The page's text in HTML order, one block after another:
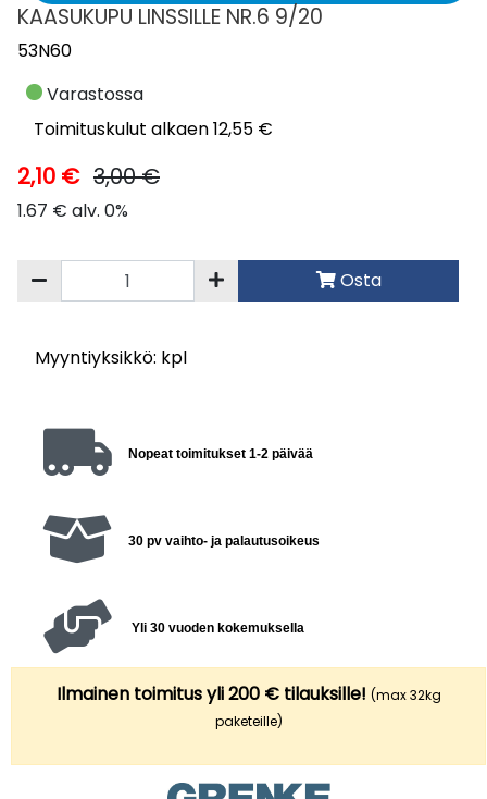
KAASUKUPU LINSSILLE NR.6 9/20
53N60
Varastossa
Toimituskulut alkaen 12,55 €
2,10 € 3,00 €
1.67 € alv. 0%
Osta
Myyntiyksikkö: kpl
Nopeat toimitukset 1-2 päivää
30 pv vaihto- ja palautusoikeus
Yli 30 vuoden kokemuksella
Ilmainen toimitus yli 200 € tilauksille! (max 32kg
paketeille)